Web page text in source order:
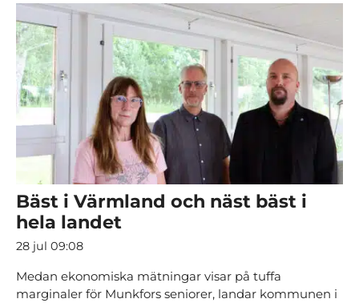
Bäst i Värmland och näst bäst i
hela landet
28 jul 09:08
Medan ekonomiska mätningar visar på tuffa
marginaler för Munkfors seniorer, landar kommunen i